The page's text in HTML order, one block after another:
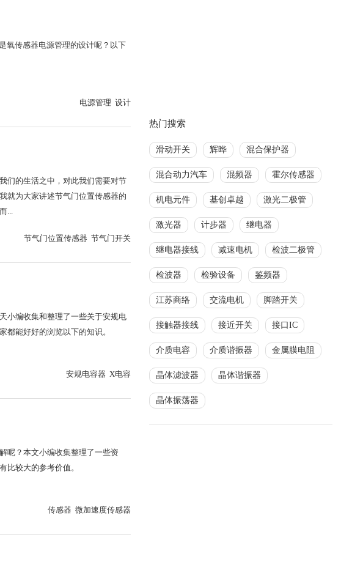
氧传感器电源管理的设计呢？以下
电源管理 设计
们的生活之中，对此我们需要对节
就为大家讲述节气门位置传感器的
...
节气门位置传感器 节气门开关
小编收集和整理了一些关于安规电
都能好好的浏览以下的知识。
安规电容器 X电容
呢？本文小编收集整理了一些资
比较大的参考价值。
传感器 微加速度传感器
热门搜索
滑动开关 辉晔 混合保护器
混合动力汽车 混频器 霍尔传感器
机电元件 基创卓越 激光二极管
激光器 计步器 继电器
继电器接线 减速电机 检波二极管
检波器 检验设备 鉴频器
江苏商络 交流电机 脚踏开关
接触器接线 接近开关 接口IC
介质电容 介质谐振器 金属膜电阻
晶体滤波器 晶体谐振器
晶体振荡器